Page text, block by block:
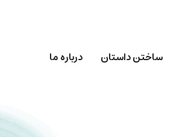
ساختن داستان درباره ما